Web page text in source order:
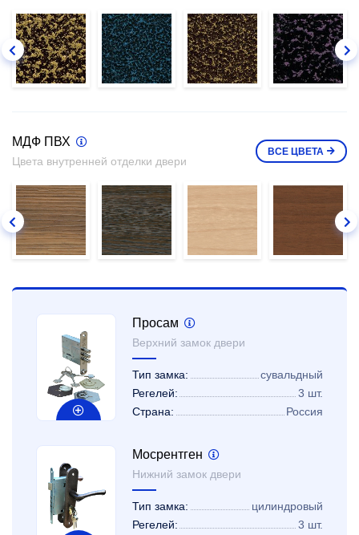
МДФ ПВХ
Цвета внутренней отделки двери
ВСЕ ЦВЕТА
Просам
Верхний замок двери
Тип замка:
сувальдный
Регелей:
3 шт.
Страна:
Россия
Мосрентген
Нижний замок двери
Тип замка:
цилиндровый
Регелей:
3 шт.